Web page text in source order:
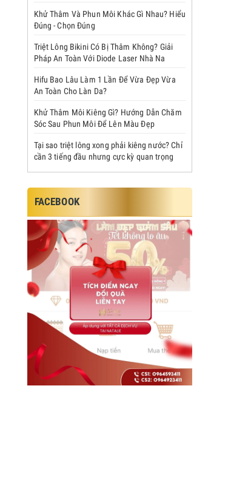
Khử Thâm Và Phun Môi Khác Gì Nhau? Hiểu
Đúng - Chọn Đúng
Triệt Lông Bikini Có Bị Thâm Không? Giải
Pháp An Toàn Với Diode Laser Nhà Na
Hifu Bao Lâu Làm 1 Lần Để Vừa Đẹp Vừa
An Toàn Cho Làn Da?
Khử Thâm Môi Kiêng Gì? Hướng Dẫn Chăm
Sóc Sau Phun Môi Để Lên Màu Đẹp
Tại sao triệt lông xong phải kiêng nước? Chỉ
cần 3 tiếng đầu nhưng cực kỳ quan trọng
FACEBOOK